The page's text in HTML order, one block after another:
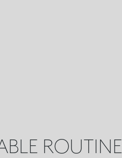
ROUTINE